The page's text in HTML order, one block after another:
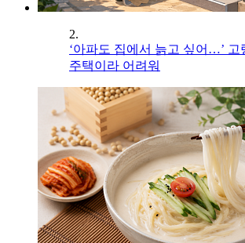
2.
‘아파도 집에서 늙고 싶어…’ 고
주택이라 어려워